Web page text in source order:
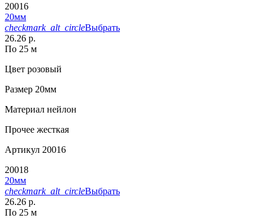
20016
20мм
checkmark_alt_circleВыбрать
26.26 р.
По 25 м
Цвет розовый
Размер 20мм
Материал нейлон
Прочее жесткая
Артикул 20016
20018
20мм
checkmark_alt_circleВыбрать
26.26 р.
По 25 м